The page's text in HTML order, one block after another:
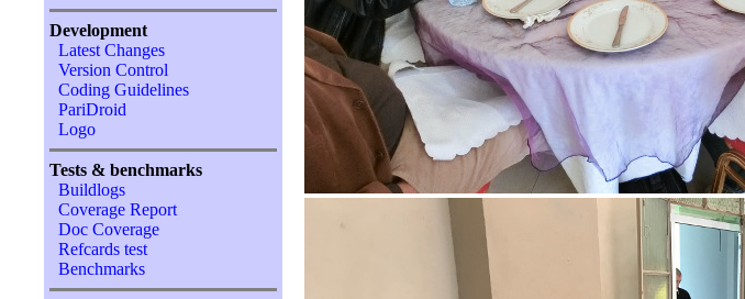
Development
Latest Changes
Version Control
Coding Guidelines
PariDroid
Logo
Tests & benchmarks
Buildlogs
Coverage Report
Doc Coverage
Refcards test
Benchmarks